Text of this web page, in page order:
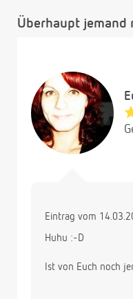
Überhaupt jemand
Eintrag vom
Huhu :-D
Ist von Euch noch